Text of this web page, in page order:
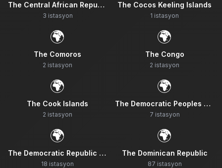
The Central African Republic
3 istasyon
The Cocos Keeling Islands
1 istasyon
🌍
The Comoros
2 istasyon
🌍
The Congo
2 istasyon
🌍
The Cook Islands
2 istasyon
🌍
The Democratic Peoples Republic Of Korea
7 istasyon
🌍
The Democratic Republic Of The Congo
18 istasyon
🌍
The Dominican Republic
87 istasyon